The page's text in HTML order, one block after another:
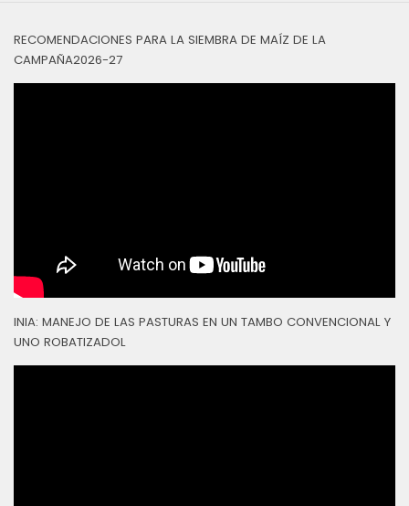
RECOMENDACIONES PARA LA SIEMBRA DE MAÍZ DE LA
CAMPAÑA2026-27
INIA: MANEJO DE LAS PASTURAS EN UN TAMBO CONVENCIONAL Y
UNO ROBATIZADOL